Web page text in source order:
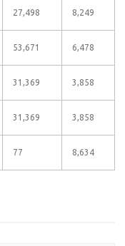
27,498 8,249
53,671 6,478
31,369 3,858
31,369 3,858
77 8,634